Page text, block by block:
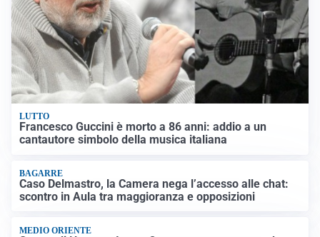
LUTTO
Francesco Guccini è morto a 86 anni: addio a un
cantautore simbolo della musica italiana
BAGARRE
Caso Delmastro, la Camera nega l’accesso alle chat:
scontro in Aula tra maggioranza e opposizioni
MEDIO ORIENTE